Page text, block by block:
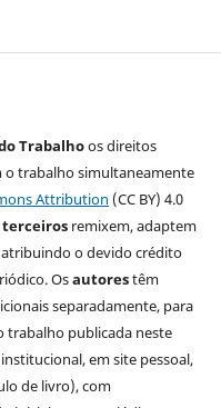
Trabalhoos direitos
o trabalho simultaneamente
Attribution (CC BY) 4.0
terceirosremixem, adaptem
o devido crédito
Osautorestêm
separadamente, para
trabalho publicada neste
em site pessoal,
de livro), com